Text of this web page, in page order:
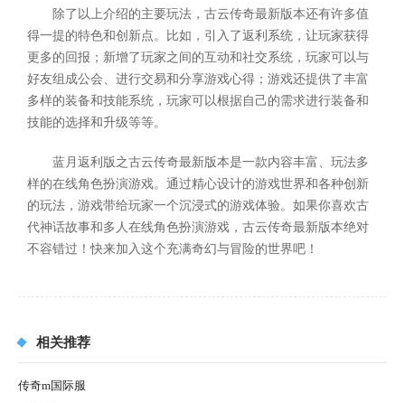
除了以上介绍的主要玩法，古云传奇最新版本还有许多值
得一提的特色和创新点。比如，引入了返利系统，让玩家获得
更多的回报；新增了玩家之间的互动和社交系统，玩家可以与
好友组成公会、进行交易和分享游戏心得；游戏还提供了丰富
多样的装备和技能系统，玩家可以根据自己的需求进行装备和
技能的选择和升级等等。
蓝月返利版之古云传奇最新版本是一款内容丰富、玩法多
样的在线角色扮演游戏。通过精心设计的游戏世界和各种创新
的玩法，游戏带给玩家一个沉浸式的游戏体验。如果你喜欢古
代神话故事和多人在线角色扮演游戏，古云传奇最新版本绝对
不容错过！快来加入这个充满奇幻与冒险的世界吧！
相关推荐
传奇m国际服